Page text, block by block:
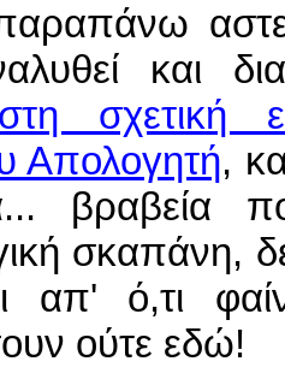
και
στη σχετική
Απολογητή,
βραβεία
σκαπάνη,
απ' ό,τι
ούτε εδώ!